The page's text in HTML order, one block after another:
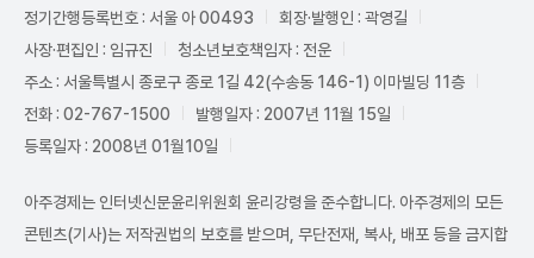
정기간행등록번호 : 서울 아 00493
회장·발행인 : 곽영길
사장·편집인 : 임규진
청소년보호책임자 : 전운
주소 : 서울특별시 종로구 종로 1길 42(수송동 146-1) 이마빌딩 11층
전화 : 02-767-1500
발행일자 : 2007년 11월 15일
등록일자 : 2008년 01월10일
아주경제는 인터넷신문윤리위원회 윤리강령을 준수합니다. 아주경제의 모든
콘텐츠(기사)는 저작권법의 보호를 받으며, 무단전재, 복사, 배포 등을 금지합